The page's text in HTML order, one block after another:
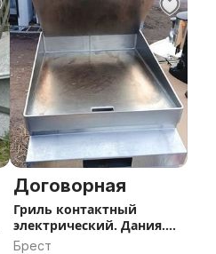
Договорная
Гриль контактный
электрический. Дания.
Гарантия. Доставка.
Брест